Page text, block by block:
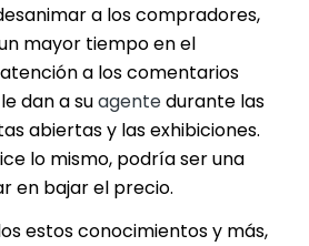
a los compradores,
mayor tiempo en el
a los comentarios
dan a suagentedurante las
abiertas y las exhibiciones.
lo mismo, podría ser una
en bajar el precio.
estos conocimientos y más,